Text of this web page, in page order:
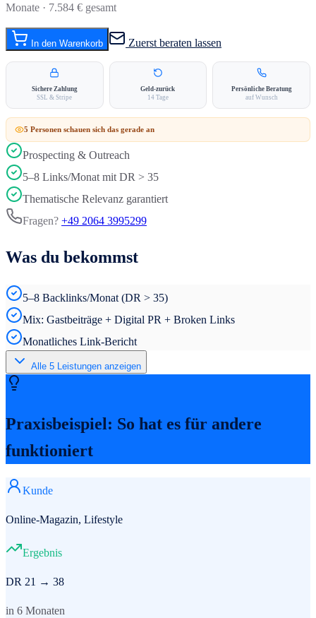
Monate · 7.584 € gesamt
In den Warenkorb Zuerst beraten lassen
Sichere Zahlung
SSL & Stripe
Geld-zurück
14 Tage
Persönliche Beratung
auf Wunsch
5 Personen schauen sich das gerade an
Prospecting & Outreach
5–8 Links/Monat mit DR > 35
Thematische Relevanz garantiert
Fragen? +49 2064 3995299
Was du bekommst
5–8 Backlinks/Monat (DR > 35)
Mix: Gastbeiträge + Digital PR + Broken Links
Monatliches Link-Bericht
Alle 5 Leistungen anzeigen
Praxisbeispiel: So hat es für andere
funktioniert
Kunde
Online-Magazin, Lifestyle
Ergebnis
DR 21 → 38
in 6 Monaten